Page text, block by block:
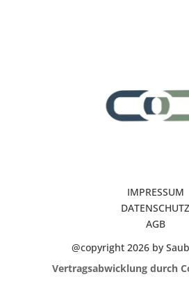
IMPRESSUM
DATENSCHUTZ
AGB
@copyright 2026 by
Vertragsabwicklung durch